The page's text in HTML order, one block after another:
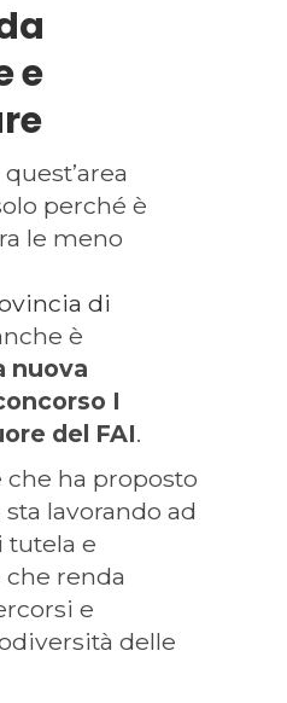
e
perché è
le meno
di
è
nuova
I
del FAI.
che ha proposto
lavorando ad
tutela e
che renda
e
delle